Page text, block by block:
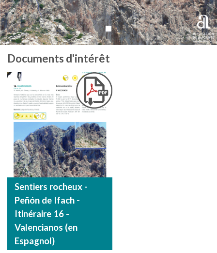
Documents d'intérêt
Sentiers rocheux -
Peñón de Ifach -
Itinéraire 16 -
Valencianos (en
Espagnol)